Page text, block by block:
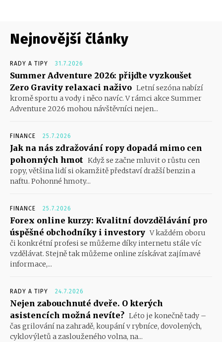
Nejnovější články
RADY A TIPY 31.7.2026
Summer Adventure 2026: přijďte vyzkoušet
Zero Gravity relaxaci naživo Letní sezóna nabízí
kromě sportu a vody i něco navíc. V rámci akce Summer
Adventure 2026 mohou návštěvníci nejen...
FINANCE 25.7.2026
Jak na nás zdražování ropy dopadá mimo cen
pohonných hmot Když se začne mluvit o růstu cen
ropy, většina lidí si okamžitě představí dražší benzin a
naftu. Pohonné hmoty...
FINANCE 25.7.2026
Forex online kurzy: Kvalitní dovzdělávání pro
úspěšné obchodníky i investory V každém oboru
či konkrétní profesi se můžeme díky internetu stále víc
vzdělávat. Stejně tak můžeme online získávat zajímavé
informace,...
RADY A TIPY 24.7.2026
Nejen zabouchnuté dveře. O kterých
asistencích možná nevíte? Léto je konečně tady –
čas grilování na zahradě, koupání v rybníce, dovolených,
cyklovýletů a zaslouženého volna, na...